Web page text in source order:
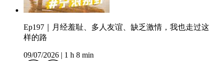
Ep197｜月经羞耻、多人友谊、缺乏激情，我也走过这
样的路
09/07/2026 1 h 8 min